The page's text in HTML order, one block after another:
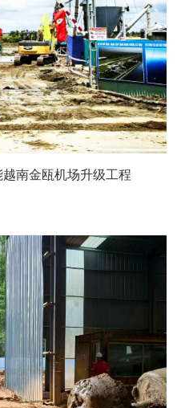
南金瓯机场升级工程